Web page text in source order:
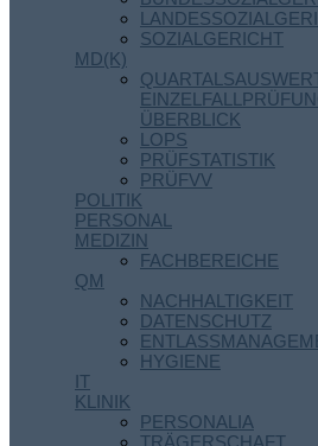
SOZIALGERICHT
MD(K)
ÜBERBLICK
LOPS
PRÜFSTATISTIK
PRÜFVV
POLITIK
PERSONAL
MEDIZIN
FACHBEREICHE
QM
NACHHALTIGKEIT
DATENSCHUTZ
HYGIENE
IT
KLINIK
PERSONALIA
TRÄGERSCHAFT